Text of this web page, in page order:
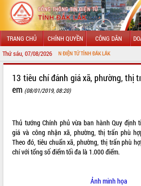
TRANG CHỦ CHÍNH QUYỀN CÔNG DÂN
Thứ sáu, 07/08/2026
THÔNG TIN ĐIỆN TỬ TỈNH ĐẮK LẮK
LÃNH ĐẠO UBND TỈNH
SỞ, BAN, NGÀNH
UBND CÁC XÃ, PHƯỜNG
13 tiêu chí đánh giá xã, phường, thị
em (08/01/2019, 08:20)
Thủ tướng Chính phủ vừaban hành Quy định
giá và công nhận xã, phường, thị trấn phù
Theo đó, tiêu chuẩn xã, phường, thị trấn phù
chí với tổng số điểm tối đa là 1.000 điểm.
Ảnh minh họa